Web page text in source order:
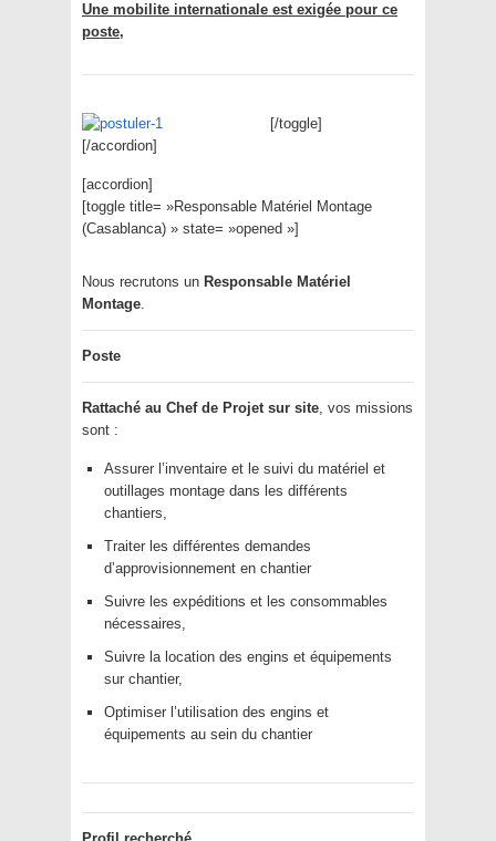
Une mobilite internationale est exigée pour ce
poste,
[/toggle]
[/accordion]
[accordion]
[toggle title= »Responsable Matériel Montage
(Casablanca) » state= »opened »]
Nous recrutons un Responsable Matériel
Montage.
Poste
Rattaché au Chef de Projet sur site, vos missions
sont :
Assurer l’inventaire et le suivi du matériel et
outillages montage dans les différents
chantiers,
Traiter les différentes demandes
d’approvisionnement en chantier
Suivre les expéditions et les consommables
nécessaires,
Suivre la location des engins et équipements
sur chantier,
Optimiser l’utilisation des engins et
équipements au sein du chantier